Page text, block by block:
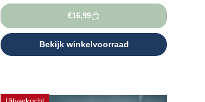
€16,99
Bekijk winkelvoorraad